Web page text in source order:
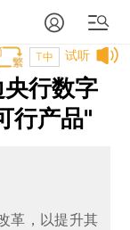
试听
T中
行数字
行产品"
革，以提升其